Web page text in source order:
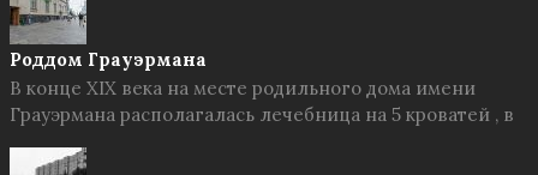
Роддом Грауэрмана
В конце XIX века на месте родильного дома имени
Грауэрмана располагалась лечебница на 5 кроватей , в